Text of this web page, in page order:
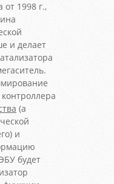
от 1998 г.,
и делает
(а
и
будет